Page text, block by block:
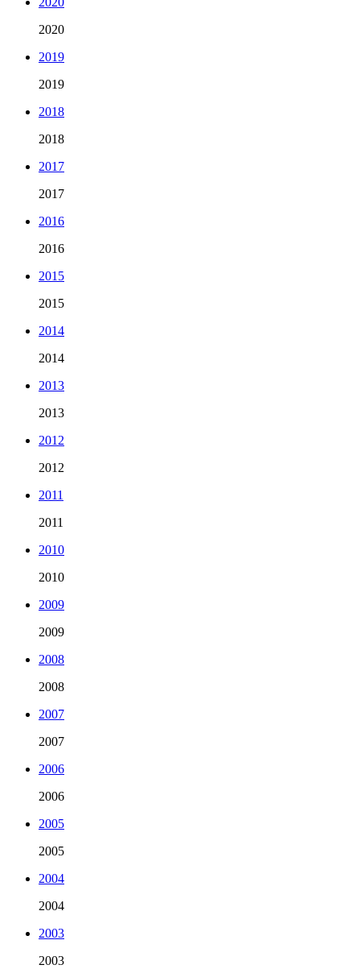
2020
2019
2019
2018
2018
2017
2017
2016
2016
2015
2015
2014
2014
2013
2013
2012
2012
2011
2011
2010
2010
2009
2009
2008
2008
2007
2007
2006
2006
2005
2005
2004
2004
2003
2003